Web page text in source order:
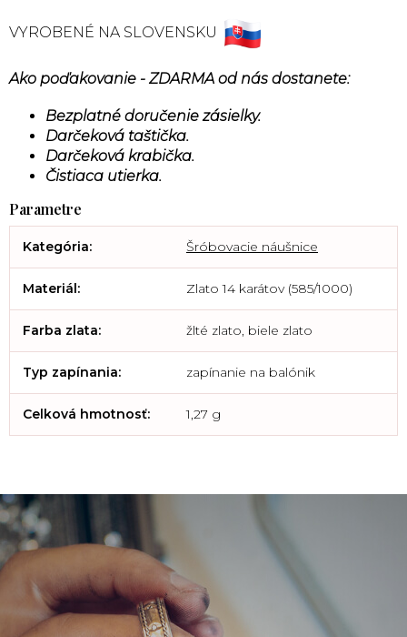
VYROBENÉ NA SLOVENSKU
Ako poďakovanie - ZDARMA od nás dostanete:
Bezplatné doručenie zásielky.
Darčeková taštička.
Darčeková krabička.
Čistiaca utierka.
Kategória: Šróbovacie náušnice
Materiál: Zlato 14 karátov (585/1000)
Farba zlata: žlté zlato, biele zlato
Typ zapínania: zapínanie na balónik
Celková hmotnosť: 1,27 g